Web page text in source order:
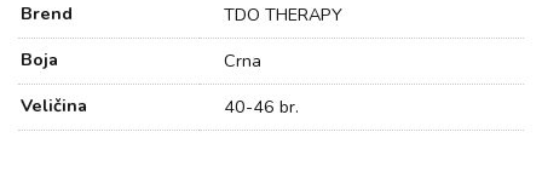
Brend
TDO THERAPY
Boja
Crna
Veličina
40-46 br.